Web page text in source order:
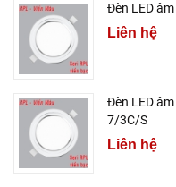
Đèn LED
Liên hệ
Đèn LED
7/3C/S
Liên hệ